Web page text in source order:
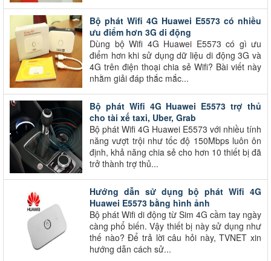
Bộ phát Wifi 4G Huawei E5573 có nhiều
ưu điểm hơn 3G di động
Dùng bộ Wifi 4G Huawei E5573 có gì ưu
điểm hơn khi sử dụng dữ liệu di động 3G và
4G trên điện thoại chia sẻ Wifi? Bài viết này
nhằm giải đáp thắc mắc...
Bộ phát Wifi 4G Huawei E5573 trợ thủ
cho tài xế taxi, Uber, Grab
Bộ phát Wifi 4G Huawei E5573 với nhiều tính
năng vượt trội như tốc độ 150Mbps luôn ôn
định, khả năng chia sẻ cho hơn 10 thiết bị đã
trở thành trợ thủ...
Hướng dẫn sử dụng bộ phát Wifi 4G
Huawei E5573 bằng hình ảnh
Bộ phát Wifi di động từ Sim 4G cầm tay ngày
càng phổ biến. Vậy thiết bị này sử dụng như
thế nào? Để trả lời câu hỏi này, TVNET xin
hướng dẫn cách sử...